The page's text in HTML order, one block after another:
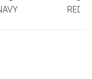
RED